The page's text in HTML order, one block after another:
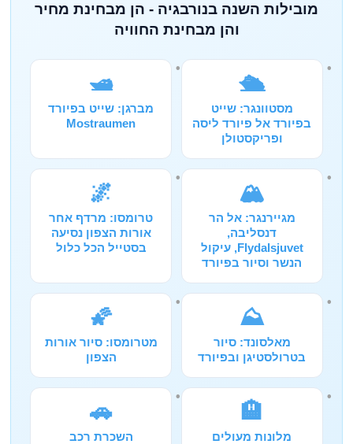
מובילות השנה בנורבגיה - הן מבחינת מחיר
והן מבחינת החוויה
🛳️
מסטוונגר: שייט
בפיורד אל פיורד ליסה
ופריקסטולן
🛥️
מברגן: שייט בפיורד
Mostraumen
🏔️
מגיירנגר: אל הר
דנסליבה,
Flydalsjuvet, עיקול
הנשר וסיור בפיורד
🌌
טרומסו: מרדף אחר
אורות הצפון נסיעה
בסטייל הכל כלול
⛰️
מאלסונד: סיור
בטרולסטיגן ובפיורד
🌠
מטרומסו: סיור אורות
הצפון
🏨
מלונות מעולים
🚗
השכרת רכב